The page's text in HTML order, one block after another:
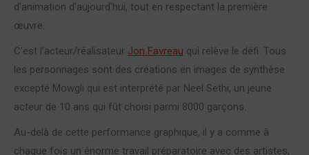
d’animation d’aujourd’hui, tout en respectant la première
œuvre.
C’est l’acteur/réalisateur Jon Favreau qui relève le défi. Tous
les personnages sont des créations en images de synthèse
excepté Mowgli qui est interprété par Neel Sethi, un jeune
acteur de 10 ans qui fût choisi parmi 8000 garçons.
Au-delà de cette performance graphique, il y a comme à
chaque fois un énorme travail préparatoire avec des artistes,